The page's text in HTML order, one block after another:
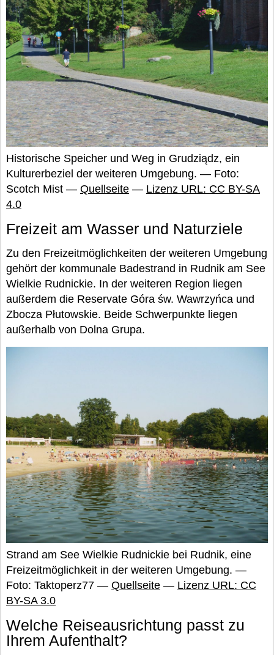
Historische Speicher und Weg in Grudziądz, ein
Kulturerbeziel der weiteren Umgebung. — Foto:
Scotch Mist — Quellseite — Lizenz URL: CC BY-SA
4.0
Freizeit am Wasser und Naturziele
Zu den Freizeitmöglichkeiten der weiteren Umgebung
gehört der kommunale Badestrand in Rudnik am See
Wielkie Rudnickie. In der weiteren Region liegen
außerdem die Reservate Góra św. Wawrzyńca und
Zbocza Płutowskie. Beide Schwerpunkte liegen
außerhalb von Dolna Grupa.
Strand am See Wielkie Rudnickie bei Rudnik, eine
Freizeitmöglichkeit in der weiteren Umgebung. —
Foto: Taktoperz77 — Quellseite — Lizenz URL: CC
BY-SA 3.0
Welche Reiseausrichtung passt zu
Ihrem Aufenthalt?